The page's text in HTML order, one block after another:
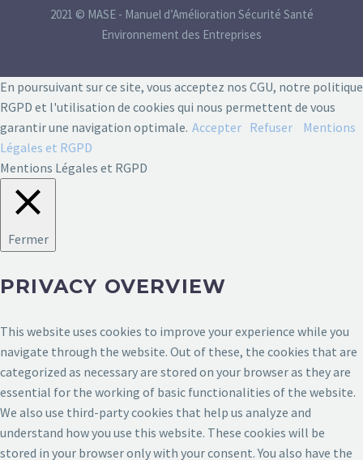
2021 © MASE - Manuel d’Amélioration Sécurité Santé
Environnement des Entreprises
En poursuivant sur ce site, vous acceptez nos CGU, notre politique
RGPD et l'utilisation de cookies qui nous permettent de vous
garantir une navigation optimale. Accepter Refuser
Mentions
Légales et RGPD
Mentions Légales et RGPD
Fermer
PRIVACY OVERVIEW
This website uses cookies to improve your experience while you
navigate through the website. Out of these, the cookies that are
categorized as necessary are stored on your browser as they are
essential for the working of basic functionalities of the website.
We also use third-party cookies that help us analyze and
understand how you use this website. These cookies will be
stored in your browser only with your consent. You also have the